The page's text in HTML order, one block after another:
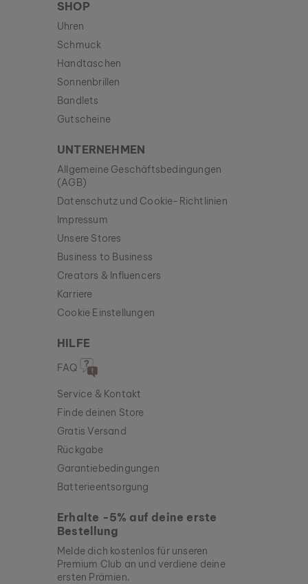
SHOP
Uhren
Schmuck
Handtaschen
Sonnenbrillen
Bandlets
Gutscheine
UNTERNEHMEN
Allgemeine Geschäftsbedingungen
(AGB)
Datenschutz und Cookie-Richtlinien
Impressum
Unsere Stores
Business to Business
Creators & Influencers
Karriere
Cookie Einstellungen
HILFE
FAQ
Service & Kontakt
Finde deinen Store
Gratis Versand
Rückgabe
Garantiebedingungen
Batterieentsorgung
Erhalte -5% auf deine erste
Bestellung
Melde dich kostenlos für unseren
Premium Club an und verdiene deine
ersten Prämien.